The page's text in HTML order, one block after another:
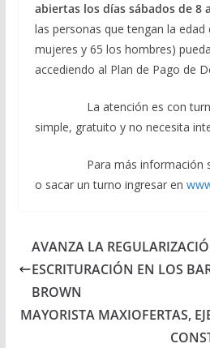
abiertas los días sábados de 8
las personas que tengan la edad
mujeres y 65 los hombres)
accediendo al Plan de Pago de
La atención es con turno
simple, gratuito y no necesita
Para más información
o sacar un turno ingresar en
AVANZA LA
ESCRITURACIÓN EN LOS
BROWN
MAYORISTA MAXIOFERTAS,